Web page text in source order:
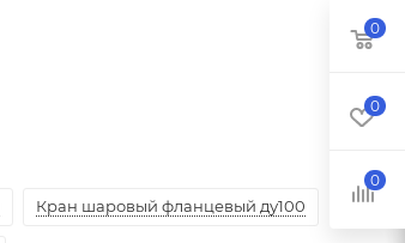
Кран шаровый фланцевый ду100
0
0
0